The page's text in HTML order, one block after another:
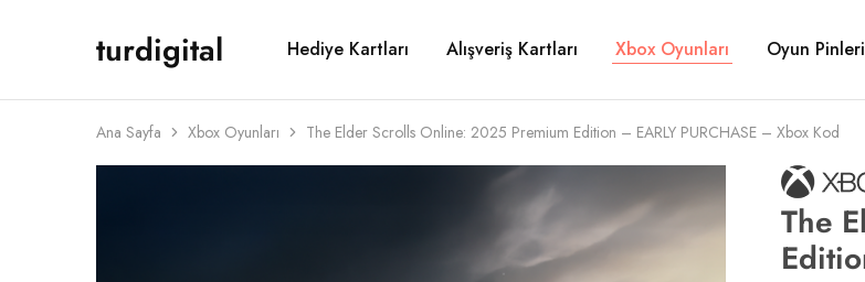
turdigital
TURDIGITAL
Dijital
&
Oyun
Kartları
&
Hediye Kartları Alışveriş Kartları Xbox Oyunları Oyun Pinleri
Ana Sayfa Xbox Oyunları The Elder Scrolls Online: 2025 Premium Edition – EARLY PURCHASE – Xbox Kod
The